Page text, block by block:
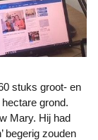
grond.
Mary. Hij had
begerig zouden